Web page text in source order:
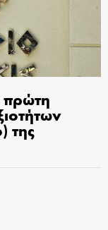
πρώτη
της